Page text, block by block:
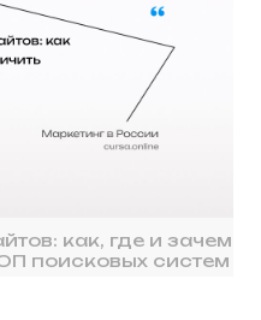
как, где и зачем
поисковых систем